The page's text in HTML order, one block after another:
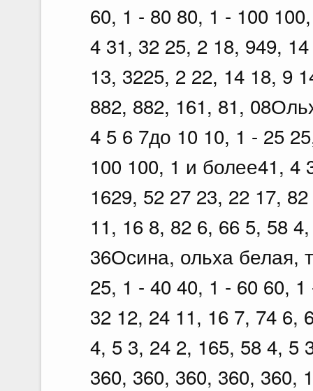
60, 1 - 80 80, 1 - 100
4 31, 32 25, 2 18, 949,
13, 3225, 2 22, 14 18, 9
882, 882, 161, 81,
4 5 6 7до 10 10, 1 - 25
100 100, 1 и более41, 4
1629, 52 27 23, 22 17,
11, 16 8, 82 6, 66 5, 58
36Осина, ольха белая,
25, 1 - 40 40, 1 - 60 60,
32 12, 24 11, 16 7, 74 6,
4, 5 3, 24 2, 165, 58 4, 5
360, 360, 360, 360, 360,